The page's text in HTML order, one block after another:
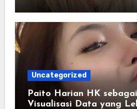
Uncategorized
Paito Harian HK
Visualisasi Data yang